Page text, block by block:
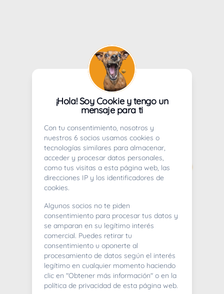
404
Whoops! Lo sentimos mucho.
¡Hola! Soy Cookie y tengo un
mensaje para ti
Con tu consentimiento, nosotros y
nuestros 6 socios usamos cookies o
tecnologías similares para almacenar,
acceder y procesar datos personales,
como tus visitas a esta página web, las
direcciones IP y los identificadores de
cookies.
Algunos socios no te piden
consentimiento para procesar tus datos y
se amparan en su legítimo interés
comercial. Puedes retirar tu
consentimiento u oponerte al
procesamiento de datos según el interés
legítimo en cualquier momento haciendo
clic en "Obtener más información" o en la
política de privacidad de esta página web.